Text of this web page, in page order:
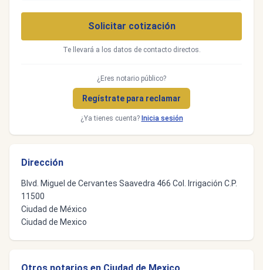
Solicitar cotización
Te llevará a los datos de contacto directos.
¿Eres notario público?
Regístrate para reclamar
¿Ya tienes cuenta? Inicia sesión
Dirección
Blvd. Miguel de Cervantes Saavedra 466 Col. Irrigación C.P.
11500
Ciudad de México
Ciudad de Mexico